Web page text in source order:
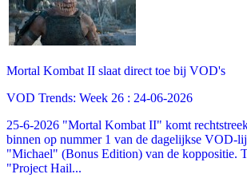
Mortal Kombat II slaat direct toe bij VOD's
VOD Trends: Week 26 : 24-06-2026
25-6-2026 "Mortal Kombat II" komt
binnen op nummer 1 van de dagelijkse VOD-
"Michael" (Bonus Edition) van de koppositie.
"Project Hail...